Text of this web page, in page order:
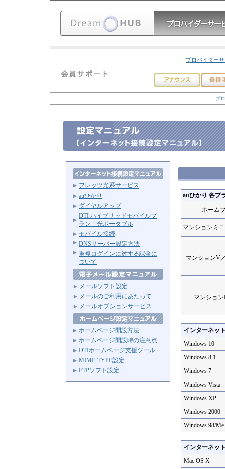
プロバイダー
プ
フレッツ光系サービス
auひかり
ダイヤルアップ
DTI ハイブリッドモバイルプ
ラン 光ポータブル
モバイル接続
DNSサーバー設定方法
重複ログインに対する課金に
ついて
メールソフト設定
メールのご利用にあたって
メールオプションサービス
ホームページ開設方法
ホームページ開設時の注意点
DTIホームページ支援ツール
MIME-TYPE設定
FTPソフト設定
auひかり 各プ
ホーム
マンションミ
マンションV
マンショ
インターネッ
Windows 10
Windows 8.1
Windows 7
Windows Vista
Windows XP
Windows 2000
Windows 98/Me
インターネッ
Mac OS X